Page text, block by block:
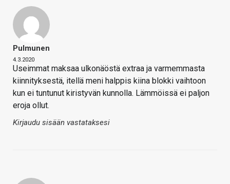
Pulmunen
4.3.2020
Useimmat maksaa ulkonäöstä extraa ja varmemmasta
kiinnityksestä, itellä meni halppis kiina blokki vaihtoon
kun ei tuntunut kiristyvän kunnolla. Lämmöissä ei paljon
eroja ollut.
Kirjaudu sisään vastataksesi